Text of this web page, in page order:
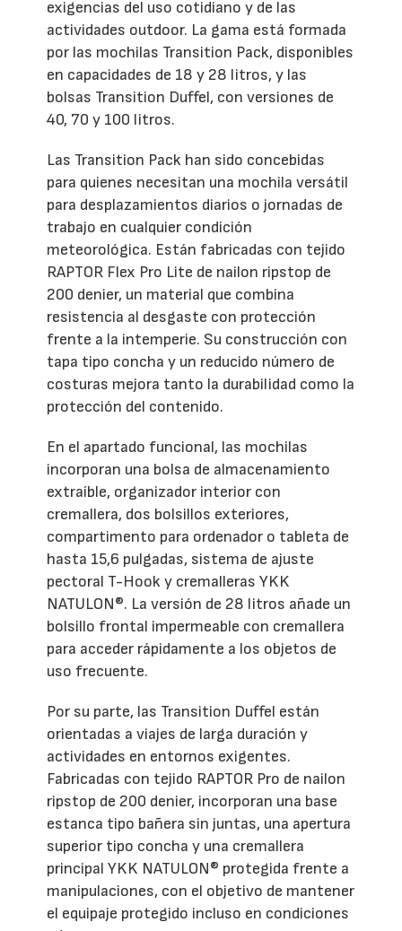
exigencias del uso cotidiano y de las
actividades outdoor. La gama está formada
por las mochilas Transition Pack, disponibles
en capacidades de 18 y 28 litros, y las
bolsas Transition Duffel, con versiones de
40, 70 y 100 litros.
Las Transition Pack han sido concebidas
para quienes necesitan una mochila versátil
para desplazamientos diarios o jornadas de
trabajo en cualquier condición
meteorológica. Están fabricadas con tejido
RAPTOR Flex Pro Lite de nailon ripstop de
200 denier, un material que combina
resistencia al desgaste con protección
frente a la intemperie. Su construcción con
tapa tipo concha y un reducido número de
costuras mejora tanto la durabilidad como la
protección del contenido.
En el apartado funcional, las mochilas
incorporan una bolsa de almacenamiento
extraíble, organizador interior con
cremallera, dos bolsillos exteriores,
compartimento para ordenador o tableta de
hasta 15,6 pulgadas, sistema de ajuste
pectoral T-Hook y cremalleras YKK
NATULON®. La versión de 28 litros añade un
bolsillo frontal impermeable con cremallera
para acceder rápidamente a los objetos de
uso frecuente.
Por su parte, las Transition Duffel están
orientadas a viajes de larga duración y
actividades en entornos exigentes.
Fabricadas con tejido RAPTOR Pro de nailon
ripstop de 200 denier, incorporan una base
estanca tipo bañera sin juntas, una apertura
superior tipo concha y una cremallera
principal YKK NATULON® protegida frente a
manipulaciones, con el objetivo de mantener
el equipaje protegido incluso en condiciones